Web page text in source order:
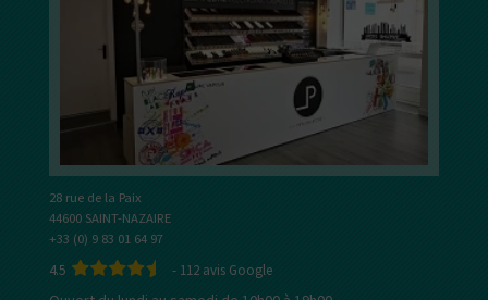
28 rue de la Paix
44600 SAINT-NAZAIRE
+33 (0) 9 83 01 64 97
4.5 - 112 avis Google